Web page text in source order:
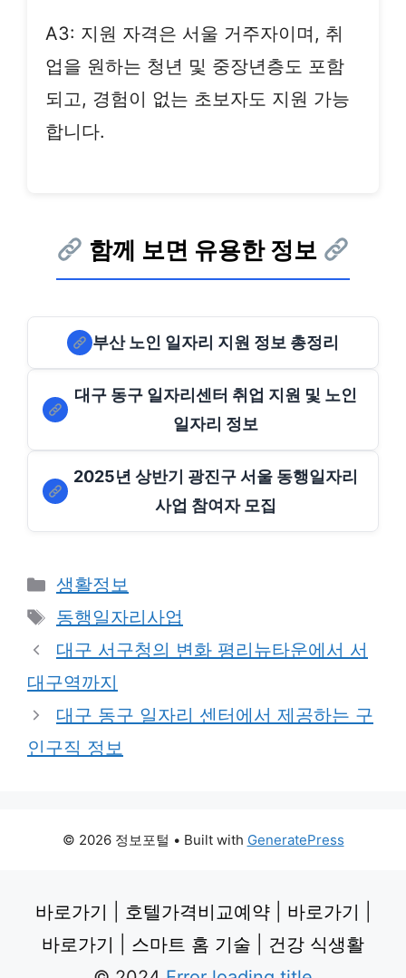
A3: 지원 자격은 서울 거주자이며, 취
업을 원하는 청년 및 중장년층도 포함
되고, 경험이 없는 초보자도 지원 가능
합니다.
함께 보면 유용한 정보
부산 노인 일자리 지원 정보 총정리
대구 동구 일자리센터 취업 지원 및 노인
일자리 정보
2025년 상반기 광진구 서울 동행일자리
사업 참여자 모집
Categories
생활정보
Tags
동행일자리사업
대구 서구청의 변화 평리뉴타운에서 서
대구역까지
대구 동구 일자리 센터에서 제공하는 구
인구직 정보
© 2026 정보포털 • Built with GeneratePress
바로가기 호텔가격비교예약| 바로가기
바로가기
스마트 홈 기술
건강 식생활